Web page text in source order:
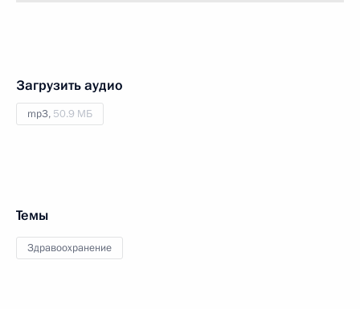
Загрузить аудио
mp3, 50.9 МБ
Темы
Здравоохранение